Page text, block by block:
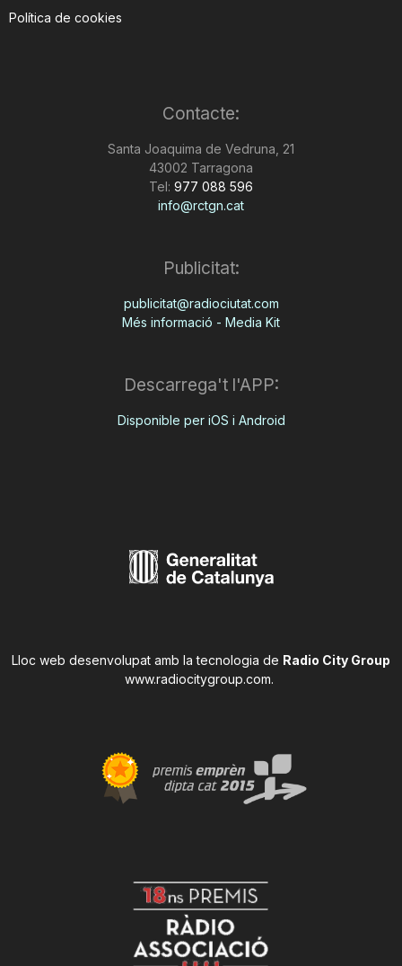
Política de cookies
Contacte:
Santa Joaquima de Vedruna, 21
43002 Tarragona
Tel: 977 088 596
info@rctgn.cat
Publicitat:
publicitat@radiociutat.com
Més informació - Media Kit
Descarrega't l'APP:
Disponible per iOS i Android
Lloc web desenvolupat amb la tecnologia de Radio City Group
www.radiocitygroup.com.